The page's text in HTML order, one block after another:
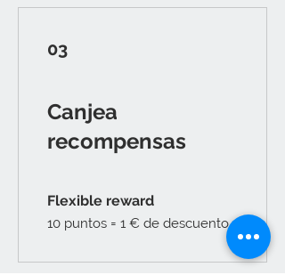
03
Canjea
recompensas
Flexible reward
10 puntos = 1 € de descuento